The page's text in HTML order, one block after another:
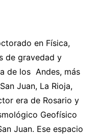
en Física,
de gravedad y
de los Andes, más
Juan, La Rioja,
era de Rosario y
Geofísico
Juan. Ese espacio